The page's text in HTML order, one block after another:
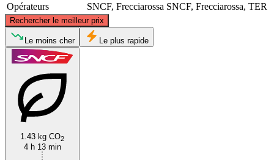
Opérateurs
SNCF, Frecciarossa SNCF, Frecciarossa, TER
Rechercher le meilleur prix
Deauville
©CARTO , ©OpenStreetMapcontributors
Le moins cher Le plus rapide
1.43 kg CO2
4 h 13 min